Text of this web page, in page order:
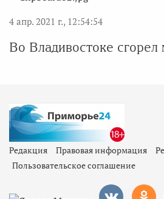
4 апр. 2021 г., 12:54:54
Во Владивостоке сгорел
Редакция Правовая информация
Пользовательское соглашение